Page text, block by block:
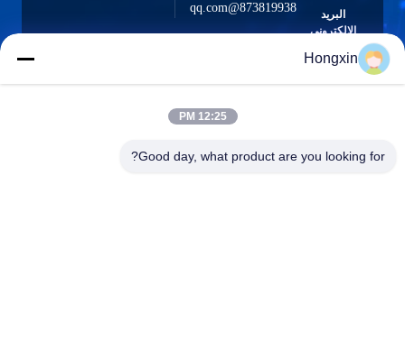
البريد
الإلكتروني
873819938@qq.com
0086-510-13601538657
Hongxin
12:25 PM
Good day, what product are you looking for?